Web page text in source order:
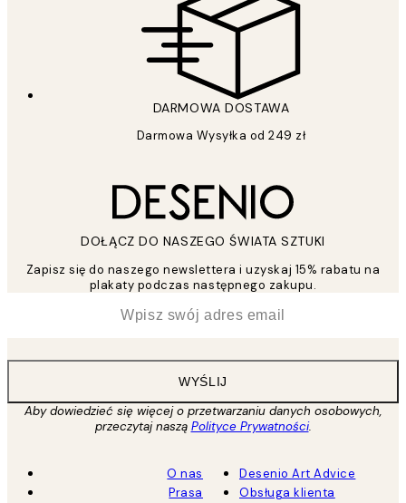
DARMOWA DOSTAWA
Darmowa Wysyłka od 249 zł
DOŁĄCZ DO NASZEGO ŚWIATA SZTUKI
Zapisz się do naszego newslettera i uzyskaj 15% rabatu na
plakaty podczas następnego zakupu.
WYŚLIJ
Aby dowiedzieć się więcej o przetwarzaniu danych osobowych,
przeczytaj naszą Polityce Prywatności.
O nas
Prasa
Desenio Art Advice
Obsługa klienta